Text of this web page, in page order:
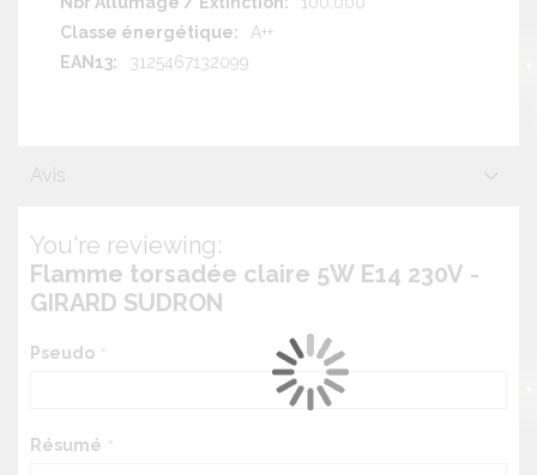
A++
3125467132099
Avis
You're reviewing:
Flamme torsadée claire 5W E14 230V -
GIRARD SUDRON
Pseudo
Résumé